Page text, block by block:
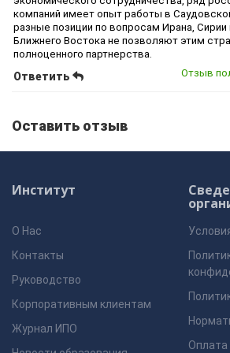
компаний имеет опыт работы в
разные позиции по вопросам Ирана,
Ближнего Востока не позволяют этим
полноценного партнерства.
Отзыв
Ответить
Оставить отзыв
Институт
О Нас
Контакты
Руководство
Корпоративным клиентам
Журнал ИПО
Оплата